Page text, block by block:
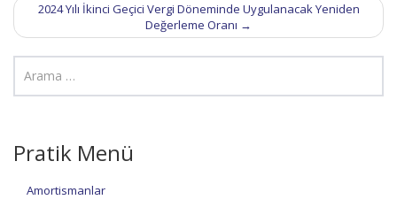
2024 Yılı İkinci Geçici Vergi Döneminde Uygulanacak Yeniden
Değerleme Oranı →
Pratik Menü
Amortismanlar